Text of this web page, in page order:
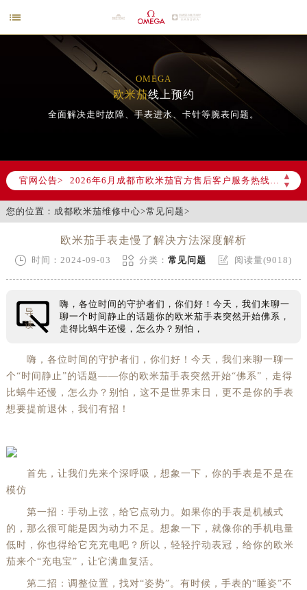

OMEGA
欧米茄线上预约
全面解决走时故障、手表进水、卡针等腕表问题。
官网公告>
▲
▼
2026年6月成都市欧米茄官方售后客户服务热线：400-877-2083
2026年6月欧米茄售后服务中心最新网点地址：
节假日正常营业！
您的位置： 成都欧米茄维修中心>常见问题>
欧米茄手表走慢了解决方法深度解析
 时间：2024-09-03  分类：常见问题  阅读量(9018)
导
读
嗨，各位时间的守护者们，你们好！今天，我们来聊一
聊一个时间静止的话题你的欧米茄手表突然开始佛系，
走得比蜗牛还慢，怎么办？别怕，
嗨，各位时间的守护者们，你们好！今天，我们来聊一聊一
个“时间静止”的话题——你的欧米茄手表突然开始“佛系”，走得
比蜗牛还慢，怎么办？别怕，这不是世界末日，更不是你的手表
想要提前退休，我们有招！
首先，让我们先来个深呼吸，想象一下，你的手表是不是在
模仿
第一招：手动上弦，给它点动力。如果你的手表是机械式
的，那么很可能是因为动力不足。想象一下，就像你的手机电量
低时，你也得给它充充电吧？所以，轻轻拧动表冠，给你的欧米
茄来个“充电宝”，让它满血复活。
第二招：调整位置，找对“姿势”。有时候，手表的“睡姿”不